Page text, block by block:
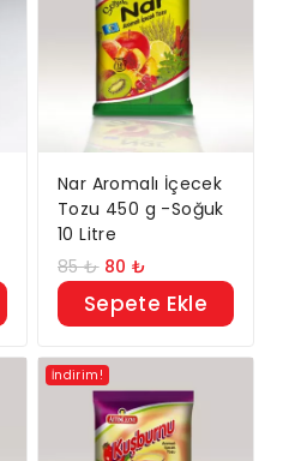
Nar Aromalı İçecek
Tozu 450 g -Soğuk
10 Litre
85₺ 80₺
Sepete Ekle
İndirim!